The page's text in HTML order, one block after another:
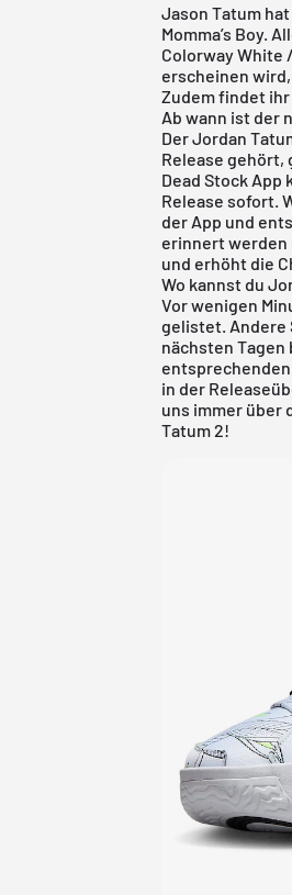
Jason Tatum
Momma’s Boy.
Colorway White
erscheinen
Zudem findet
Ab wann ist der
Der Jordan
Release gehört,
Dead Stock App
Release sofort.
der App und
erinnert werden
und erhöht die
Wo kannst du
Vor wenigen
gelistet. Andere
nächsten Tagen
in der
uns immer über
Tatum 2!